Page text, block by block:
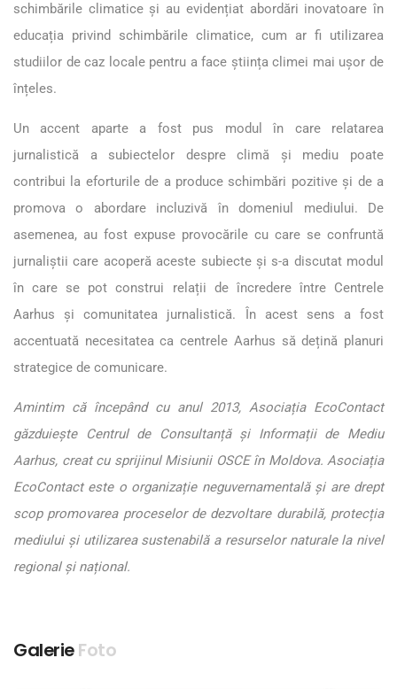
schimbările climatice și au evidențiat abordări inovatoare în
educația privind schimbările climatice, cum ar fi utilizarea
studiilor de caz locale pentru a face știința climei mai ușor de
înțeles.
Un accent aparte a fost pus modul în care relatarea
jurnalistică a subiectelor despre climă și mediu poate
contribui la eforturile de a produce schimbări pozitive și de a
promova o abordare incluzivă în domeniul mediului. De
asemenea, au fost expuse provocările cu care se confruntă
jurnaliștii care acoperă aceste subiecte și s-a discutat modul
în care se pot construi relații de încredere între Centrele
Aarhus și comunitatea jurnalistică. În acest sens a fost
accentuată necesitatea ca centrele Aarhus să dețină planuri
strategice de comunicare.
Amintim că începând cu anul 2013, Asociația EcoContact
găzduiește Centrul de Consultanță și Informații de Mediu
Aarhus, creat cu sprijinul Misiunii OSCE în Moldova. Asociația
EcoContact este o organizație neguvernamentală și are drept
scop promovarea proceselor de dezvoltare durabilă, protecția
mediului și utilizarea sustenabilă a resurselor naturale la nivel
regional și național.
GalerieFoto